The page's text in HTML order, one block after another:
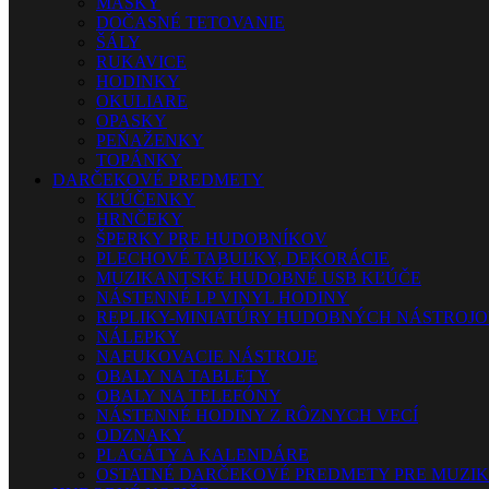
DOČASNÉ TETOVANIE
ŠÁLY
RUKAVICE
HODINKY
OKULIARE
OPASKY
PEŇAŽENKY
TOPÁNKY
DARČEKOVÉ PREDMETY
KĽÚČENKY
HRNČEKY
ŠPERKY PRE HUDOBNÍKOV
PLECHOVÉ TABUĽKY, DEKORÁCIE
MUZIKANTSKÉ HUDOBNÉ USB KĽÚČE
NÁSTENNÉ LP VINYL HODINY
REPLIKY-MINIATÚRY HUDOBNÝCH
NÁLEPKY
NAFUKOVACIE NÁSTROJE
OBALY NA TABLETY
OBALY NA TELEFÓNY
NÁSTENNÉ HODINY Z RÔZNYCH VECÍ
ODZNAKY
PLAGÁTY A KALENDÁRE
OSTATNÉ DARČEKOVÉ PREDMETY PRE